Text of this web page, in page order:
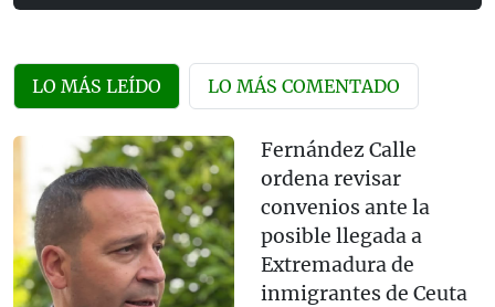
LO MÁS LEÍDO LO MÁS COMENTADO
Fernández Calle
ordena revisar
convenios ante la
posible llegada a
Extremadura de
inmigrantes de Ceuta